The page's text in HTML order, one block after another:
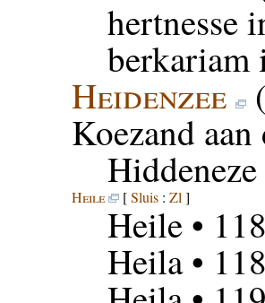
hertnesse
berkariam
Heidenzee
Koezand
Hiddeneze
Heile [Sluis: Zl ]
Heile•
Heila•